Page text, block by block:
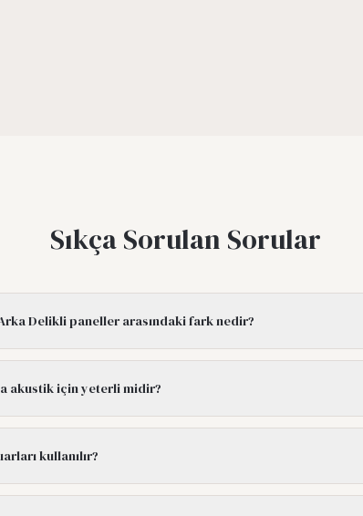
Sıkça Sorulan Sorular
Delikli paneller arasındaki fark nedir?
akustik için yeterli midir?
kullanılır?